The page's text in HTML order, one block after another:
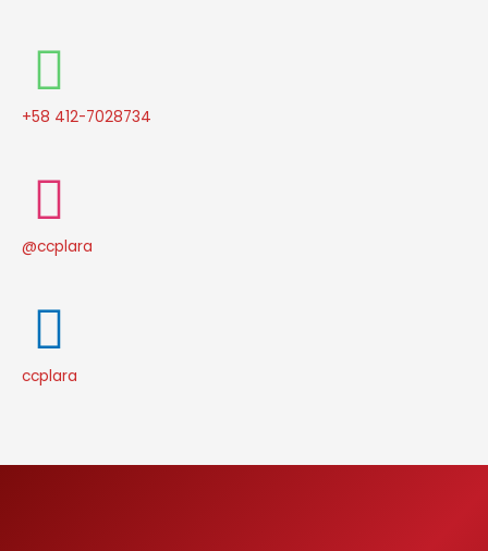
+58 412-7028734
@ccplara
ccplara